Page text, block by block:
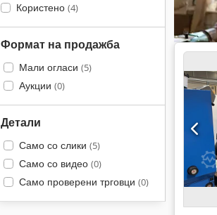
Користено (4)
Формат на продажба
Мали огласи (5)
Аукции (0)
Детали
Само со слики (5)
Само со видео (0)
Само проверени трговци (0)